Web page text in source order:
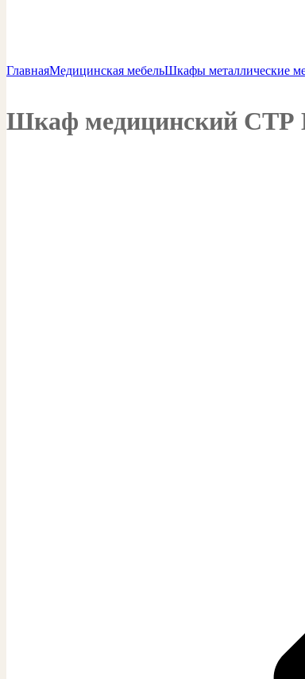
ГлавнаяМедицинская мебельШкафы металлические
Шкаф медицинский СТР